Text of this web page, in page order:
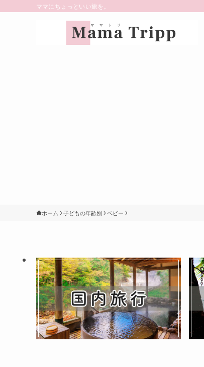
ママにちょっといい旅を。
ホーム 子どもの年齢別 ベビー